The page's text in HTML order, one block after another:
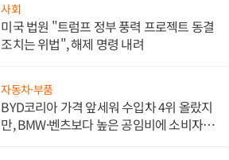
사회
미국 법원 "트럼프 정부 풍력 프로젝트 동결
조치는 위법", 해제 명령 내려
자동차·부품
BYD코리아 가격 앞세워 수입차 4위 올랐지
만, BMW·벤츠보다 높은 공임비에 소비자